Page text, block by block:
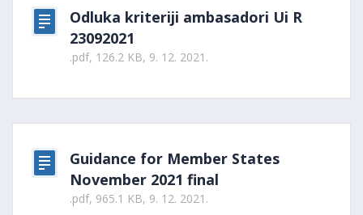
Odluka kriteriji ambasadori Ui R
23092021
.pdf, 126.2 KB, 9. 12. 2021.
Guidance for Member States
November 2021 final
.pdf, 965.1 KB, 9. 12. 2021.